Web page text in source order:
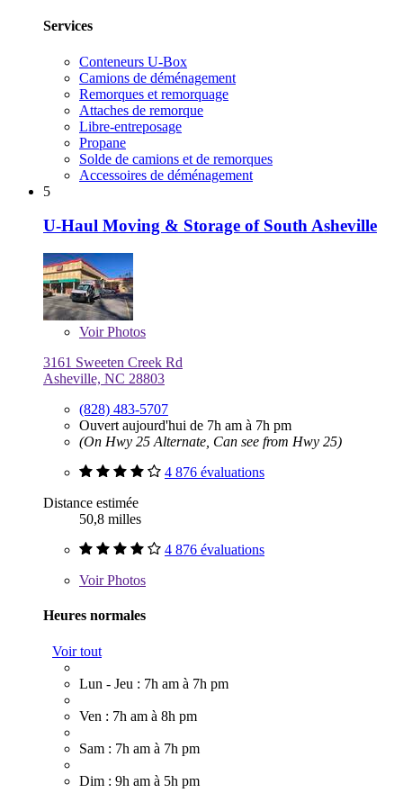
Services
Conteneurs U-Box
Camions de déménagement
Remorques et remorquage
Attaches de remorque
Libre-entreposage
Propane
Solde de camions et de remorques
Accessoires de déménagement
5
U-Haul Moving & Storage of South Asheville
VoirPhotos
3161 Sweeten Creek Rd
Asheville, NC 28803
(828) 483-5707
Ouvert aujourd'hui de 7h am à 7h pm
(On Hwy 25 Alternate, Can see from Hwy 25)
4 876 évaluations
Distance estimée
50,8 milles
4 876 évaluations
VoirPhotos
Heures normales
Voir tout
Lun - Jeu : 7h am à 7h pm
Ven : 7h am à 8h pm
Sam : 7h am à 7h pm
Dim : 9h am à 5h pm